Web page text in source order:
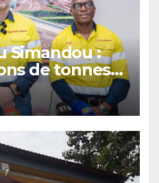
Simandou :
de tonnes